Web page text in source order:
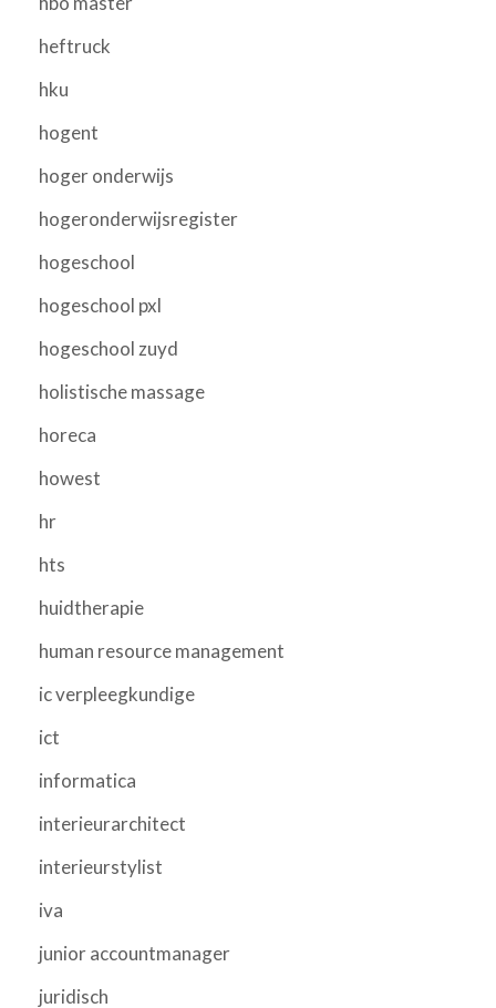
heftruck
hku
hogent
hoger onderwijs
hogeronderwijsregister
hogeschool
hogeschool pxl
hogeschool zuyd
holistische massage
horeca
howest
hr
hts
huidtherapie
human resource management
ic verpleegkundige
ict
informatica
interieurarchitect
interieurstylist
iva
junior accountmanager
juridisch